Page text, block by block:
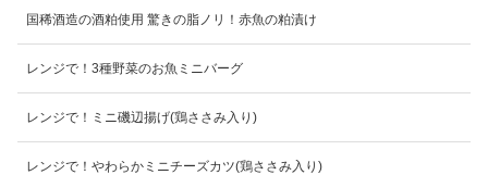
国稀酒造の酒粕使用 驚きの脂ノリ！赤魚の粕漬け
レンジで！3種野菜のお魚ミニバーグ
レンジで！ミニ磯辺揚げ(鶏ささみ入り)
レンジで！やわらかミニチーズカツ(鶏ささみ入り)